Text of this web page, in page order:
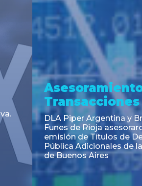
Noticia
CNV: Criterio
colocaciones primarias